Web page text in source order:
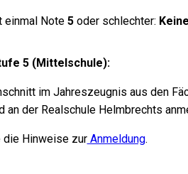
einmal Note 5oder schlechter: Keine
5 (Mittelschule):
im Jahreszeugnis aus den
an der Realschule Helmbrechts
die Hinweise zurAnmeldung.